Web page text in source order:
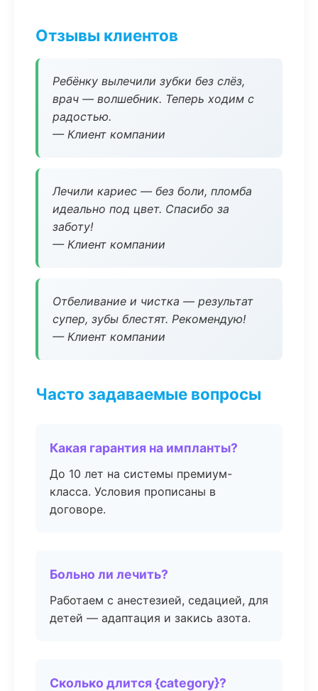
Отзывы клиентов
Ребёнку вылечили зубки без слёз,
врач — волшебник. Теперь ходим с
радостью.
— Клиент компании
Лечили кариес — без боли, пломба
идеально под цвет. Спасибо за
заботу!
— Клиент компании
Отбеливание и чистка — результат
супер, зубы блестят. Рекомендую!
— Клиент компании
Часто задаваемые вопросы
Какая гарантия на импланты?
До 10 лет на системы премиум-
класса. Условия прописаны в
договоре.
Больно ли лечить?
Работаем с анестезией, седацией, для
детей — адаптация и закись азота.
Сколько длится {category}?